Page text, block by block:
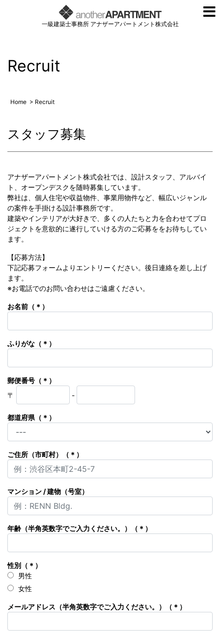
一級建築士事務所 アナザーアパートメント株式会社
Recruit
Home > Recruit
スタッフ募集
アナザーアパートメント株式会社では、設計スタッフ、アルバイ
ト、オープンデスクを随時募集しています。
弊社は、個⼈住宅や収益物件、事業⽤物件など、幅広いジャンル
の案件を⼿掛ける設計事務所です。
建築やインテリアが⼤好きで、多くの⼈たちと⼒を合わせてプロ
ジェクトを意欲的に遂⾏していける⽅のご応募ををお待ちしてい
ます。
【応募⽅法】
下記応募フォームよりエントリーください。後⽇連絡を差し上げ
ます。
※お電話でのお問い合わせはご遠慮ください。
お名前（＊）
ふりがな（＊）
郵便番号（＊）
〒
-
都道府県（＊）
ご住所（市町村）（＊）
マンション / 建物（号室）
年齢（半角英数字でご入力ください。）（＊）
性別（＊）
男性
女性
メールアドレス（半角英数字でご入力ください。）（＊）